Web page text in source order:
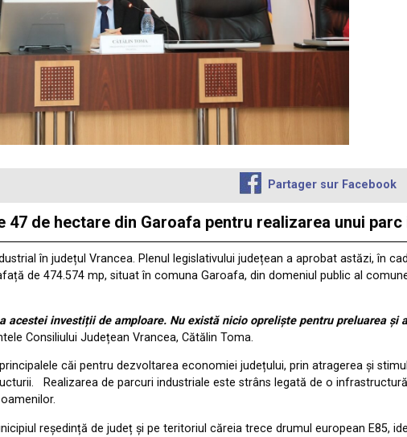
Partager sur Facebook
de hectare din Garoafa pentru realizarea unui
în județul Vrancea. Plenul legislativului județean a aprobat astăzi, în
de 474.574 mp, situat în comuna Garoafa, din domeniul public al
acestei investiții de amploare. Nu există nicio opreliște pentru preluarea și
Consiliului Județean Vrancea, Cătălin Toma.
căi pentru dezvoltarea economiei județului, prin atragerea și
Realizarea de parcuri industriale este strâns legată de o
reședință de județ și pe teritoriul căreia trece drumul european E85,